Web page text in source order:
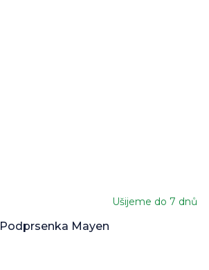
Podprsenka Mayen
Ušijeme do 7 dnů